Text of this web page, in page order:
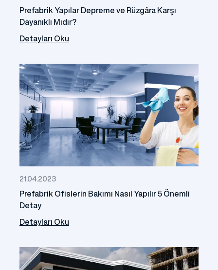
Prefabrik Yapılar Depreme ve Rüzgâra Karşı
Dayanıklı Mıdır?
Detayları Oku
21.04.2023
Prefabrik Ofislerin Bakımı Nasıl Yapılır 5 Önemli
Detay
Detayları Oku